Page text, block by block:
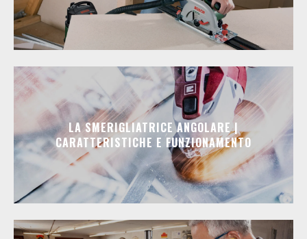
LA SMERIGLIATRICE ANGOLARE |
CARATTERISTICHE E FUNZIONAMENTO